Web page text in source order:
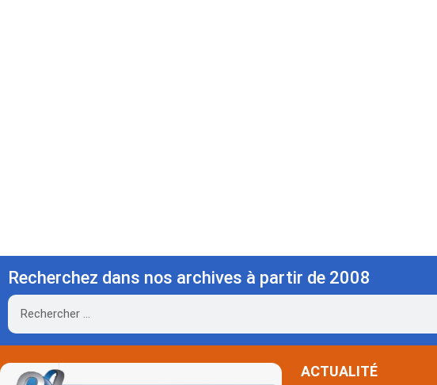
Recherchez dans nos archives à partir de 2008
Rechercher
ACTUALITÉ